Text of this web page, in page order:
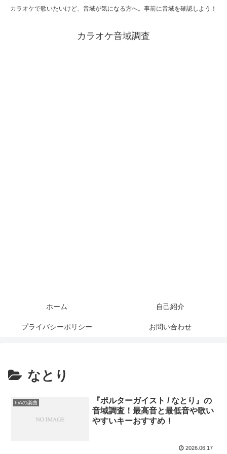
カラオケで歌いたいけど、音域が気になる方へ。事前に音域を確認しよう！
カラオケ音域調査
ホーム 自己紹介
プライバシーポリシー お問い合わせ
なとり
hiAの楽曲
『ポルターガイスト / なとり』の
音域調査！最高音と最低音や歌い
やすいキーおすすめ！
2026.06.17